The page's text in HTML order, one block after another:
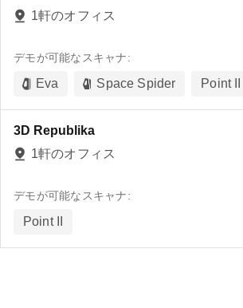
1軒のオフィス
デモが可能なスキャナ:
Eva Space Spider Point II
3D Republika
1軒のオフィス
デモが可能なスキャナ:
Point II